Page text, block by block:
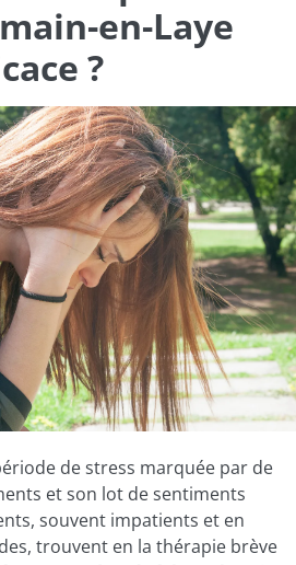
en-Laye
?
de stress marquée par de
et son lot de sentiments
souvent impatients et en
trouvent en la thérapie brève